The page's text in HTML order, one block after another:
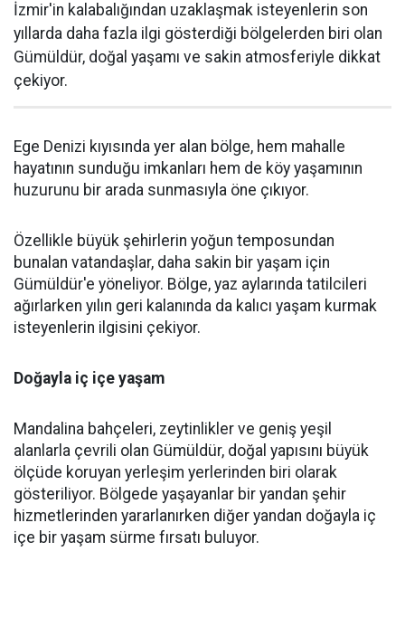
İzmir'in kalabalığından uzaklaşmak isteyenlerin son
yıllarda daha fazla ilgi gösterdiği bölgelerden biri olan
Gümüldür, doğal yaşamı ve sakin atmosferiyle dikkat
çekiyor.
Ege Denizi kıyısında yer alan bölge, hem mahalle
hayatının sunduğu imkanları hem de köy yaşamının
huzurunu bir arada sunmasıyla öne çıkıyor.
Özellikle büyük şehirlerin yoğun temposundan
bunalan vatandaşlar, daha sakin bir yaşam için
Gümüldür'e yöneliyor. Bölge, yaz aylarında tatilcileri
ağırlarken yılın geri kalanında da kalıcı yaşam kurmak
isteyenlerin ilgisini çekiyor.
Doğayla iç içe yaşam
Mandalina bahçeleri, zeytinlikler ve geniş yeşil
alanlarla çevrili olan Gümüldür, doğal yapısını büyük
ölçüde koruyan yerleşim yerlerinden biri olarak
gösteriliyor. Bölgede yaşayanlar bir yandan şehir
hizmetlerinden yararlanırken diğer yandan doğayla iç
içe bir yaşam sürme fırsatı buluyor.